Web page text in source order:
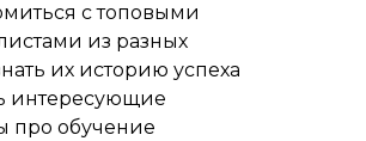
с топовыми
из разных
их историю успеха
интересующие
про обучение